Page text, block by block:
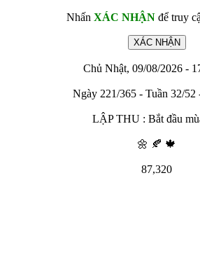
Nhấn XÁC NHẬNđể truy
Chủ Nhật, 09/08/2026 -
Ngày 221/365 - Tuần 32/52
LẬP THU : Bắt đầu
🌼 🍂 🍁
87,320